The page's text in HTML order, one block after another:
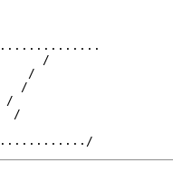
/
/
/
/
/